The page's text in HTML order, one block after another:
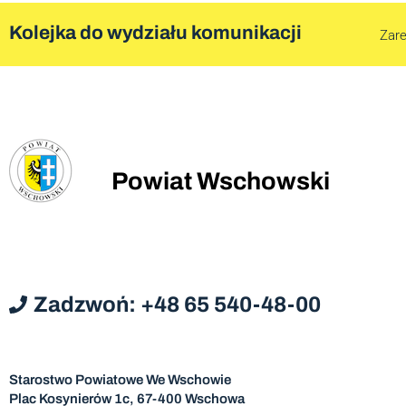
Kolejka do wydziału komunikacji
Powiat Wschowski
Zadzwoń: +48 65 540-48-00
Starostwo Powiatowe We Wschowie
Plac Kosynierów 1c, 67-400 Wschowa